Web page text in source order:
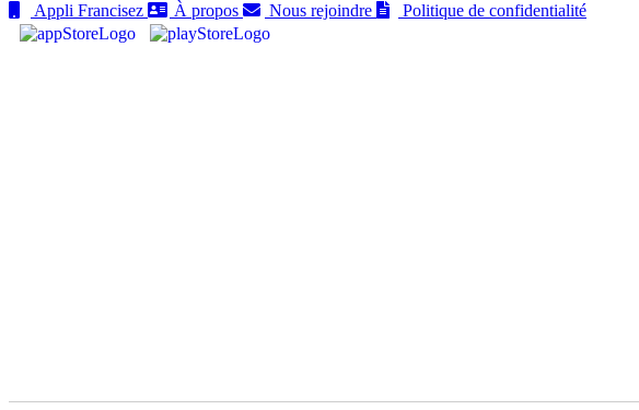
Appli Francisez
À propos Nous rejoindre Politique de confidentialité